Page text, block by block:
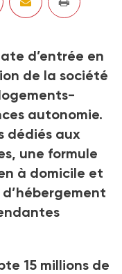
d’entrée en
de la société
autonomie.
dédiés aux
une formule
à domicile et
15 millions de